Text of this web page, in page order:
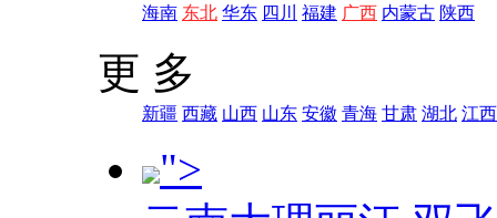
海南 东北 华东 四川 福建 广西 内蒙古 陕西
更 多
新疆 西藏 山西 山东 安徽 青海 甘肃 湖北 江西
">